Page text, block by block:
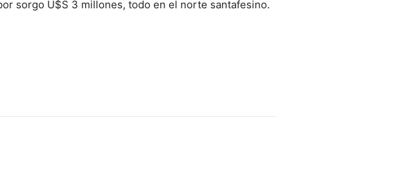
sorgo U$S 3 millones, todo en el norte santafesino.